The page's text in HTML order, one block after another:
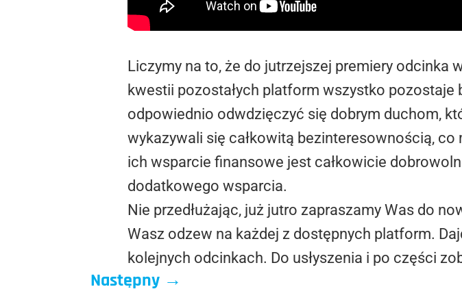
Liczymy na to, że do jutrzejszej premiery odcinka
kwestii pozostałych platform wszystko
odpowiednio odwdzięczyć się dobrym duchom,
wykazywali się całkowitą bezinteresownością,
ich wsparcie finansowe jest całkowicie
dodatkowego wsparcia.
Nie przedłużając, już jutro zapraszamy Was do
Wasz odzew na każdej z dostępnych platform.
kolejnych odcinkach. Do usłyszenia i po części
Następny →